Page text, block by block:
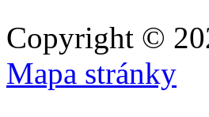
Copyright ©
Mapa stránky